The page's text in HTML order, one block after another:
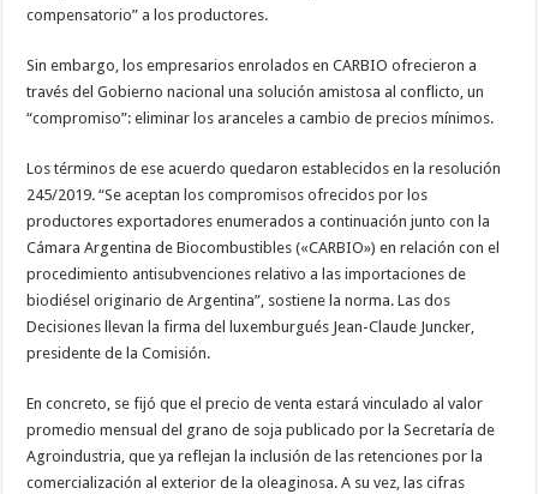
compensatorio” a los productores.
Sin embargo, los empresarios enrolados en CARBIO ofrecieron a
través del Gobierno nacional una solución amistosa al conflicto, un
“compromiso”: eliminar los aranceles a cambio de precios mínimos.
Los términos de ese acuerdo quedaron establecidos en la resolución
245/2019. “Se aceptan los compromisos ofrecidos por los
productores exportadores enumerados a continuación junto con la
Cámara Argentina de Biocombustibles («CARBIO») en relación con el
procedimiento antisubvenciones relativo a las importaciones de
biodiésel originario de Argentina”, sostiene la norma. Las dos
Decisiones llevan la firma del luxemburgués Jean-Claude Juncker,
presidente de la Comisión.
En concreto, se fijó que el precio de venta estará vinculado al valor
promedio mensual del grano de soja publicado por la Secretaría de
Agroindustria, que ya reflejan la inclusión de las retenciones por la
comercialización al exterior de la oleaginosa. A su vez, las cifras